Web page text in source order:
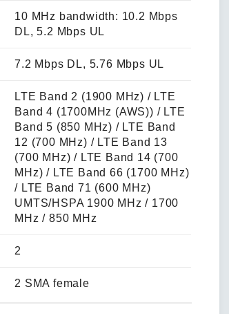
10 MHz bandwidth: 10.2 Mbps
DL, 5.2 Mbps UL
7.2 Mbps DL, 5.76 Mbps UL
LTE Band 2 (1900 MHz) / LTE
Band 4 (1700MHz (AWS)) / LTE
Band 5 (850 MHz) / LTE Band
12 (700 MHz) / LTE Band 13
(700 MHz) / LTE Band 14 (700
MHz) / LTE Band 66 (1700 MHz)
/ LTE Band 71 (600 MHz)
UMTS/HSPA 1900 MHz / 1700
MHz / 850 MHz
2
2 SMA female